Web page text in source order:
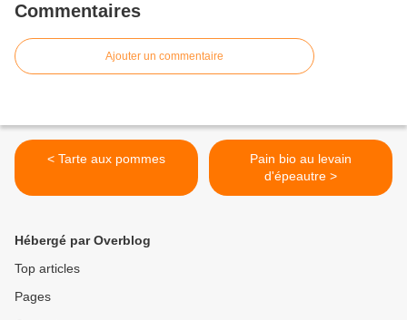
Commentaires
Ajouter un commentaire
< Tarte aux pommes
Pain bio au levain
d'épeautre >
Hébergé par Overblog
Top articles
Pages